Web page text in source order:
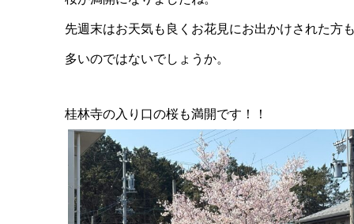
先週末はお天気も良くお花見にお出かけされた方
多いのではないでしょうか。
桂林寺の入り口の桜も満開です！！